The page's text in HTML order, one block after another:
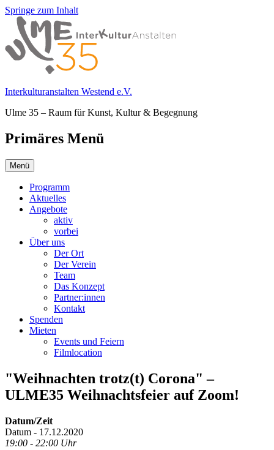
Springe zum Inhalt
Interkulturanstalten Westend e.V.
Ulme 35 – Raum für Kunst, Kultur & Begegnung
Primäres Menü
Menü
Programm
Aktuelles
Angebote
aktiv
vorbei
Über uns
Der Ort
Der Verein
Team
Das Konzept
Partner:innen
Kontakt
Spenden
Mieten
Events und Feiern
Filmlocation
"Weihnachten trotz(t) Corona" –
ULME35 Weihnachtsfeier auf Zoom!
Datum/Zeit
Datum - 17.12.2020
19:00 - 22:00 Uhr